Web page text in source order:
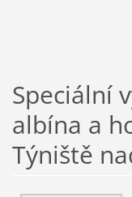
Speciální
albína a
Týniště